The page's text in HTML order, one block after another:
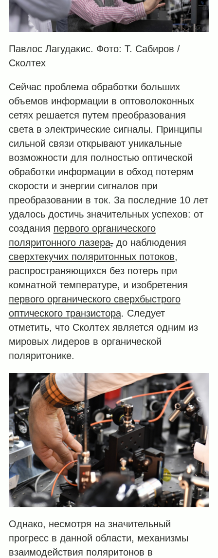
Павлос Лагудакис. Фото: Т. Сабиров /
Сколтех
Сейчас проблема обработки больших
объемов информации в оптоволоконных
сетях решается путем преобразования
света в электрические сигналы. Принципы
сильной связи открывают уникальные
возможности для полностью оптической
обработки информации в обход потерям
скорости и энергии сигналов при
преобразовании в ток. За последние 10 лет
удалось достичь значительных успехов: от
создания первого органического
поляритонного лазера,до наблюдения
сверхтекучих поляритонных потоков,
распространяющихся без потерь при
комнатной температуре, и изобретения
первого органического сверхбыстрого
оптического транзистора. Следует
отметить, что Сколтех является одним из
мировых лидеров в органической
поляритонике.
Однако, несмотря на значительный
прогресс в данной области, механизмы
взаимодействия поляритонов в